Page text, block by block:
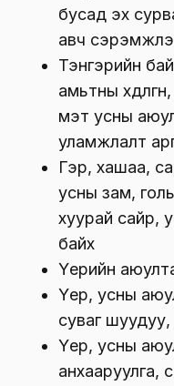
бусад эх
авч
Тэнгэрийн
амьтны
мэт усны
уламжлалт
Гэр, хашаа,
усны зам,
хуурай сайр,
байх
Үерийн
Үер, усны
суваг
Үер, усны
анхааруулга,